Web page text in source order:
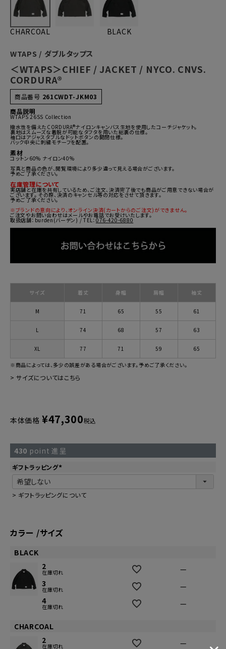
CHARCOAL BLACK
WTAPS / ダブルタップス
＜WTAPS＞CHIEF / JACKET / NYCO. CNVS.
CORDURA®
商品番号 261CWDT-JKM03
商品説明
WTAPS 26SS Collection
撥水性を備えたCORDURA®ナイロンキャンバス生地を使用したコーチジャケット。
裏地はスムーズな着脱が可能なタフタを用いた総裏の仕様。
袖口はアジャスタブルなドットボタンの開閉仕様。
バック中央に刺繍モチーフを配置。
素材
コットン60% ナイロン40%
写真と商品の色が、閲覧環境により多少違って見える場合がございます。
予めご了承ください。
在庫管理について
実店舗と在庫を共有しているため、ご注文、決済完了後でも商品がご用意できない場合が
ございます。 その際、決済のキャンセル等の対応をさせて頂きます。
予めご了承ください。
※ブランドの意向により、オンライン決済(カートからのご注文)ができません。
ご注文やお問い合わせはメールやお電話でお受けいたします。
取扱店舗：burden(バーデン) / TEL： 076-420-6880
サイズ 着丈 身幅 肩幅 袖丈
M 71 65 55 61
L 74 68 57 63
XL 77 71 59 65
※商品によっては、多少の誤差がある場合がございます。予めご了承ください。
>サイズについてはこちら
本体価格 ¥47,300税込
430 point 進呈
ギフトラッピング
(
)
> ギフトラッピングについて
カラー サイズ
BLACK
2
在庫切れ
—
3
在庫切れ
—
4
在庫切れ —
CHARCOAL
2
在庫切れ —